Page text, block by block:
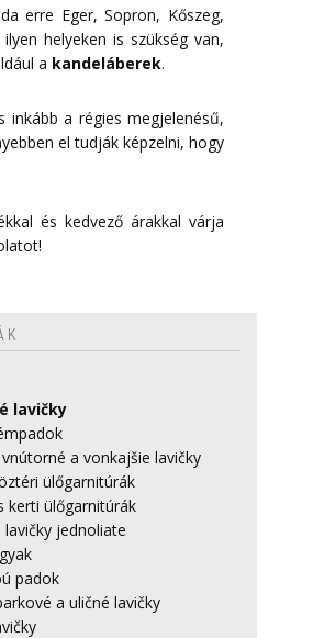
erre Eger, Sopron, Kőszeg,
helyeken is szükség van,
a kandeláberek.
a régies megjelenésű,
el tudják képzelni, hogy
és kedvező árakkal várja
!
lavičky
a vonkajšie lavičky
ülőgarnitúrák
kerti ülőgarnitúrák
lavičky jednoliate
padok
a uličné lavičky